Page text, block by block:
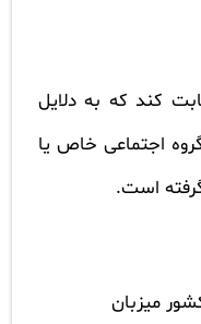
کند که به دلایل
اجتماعی خاص یا
است.
میزبان